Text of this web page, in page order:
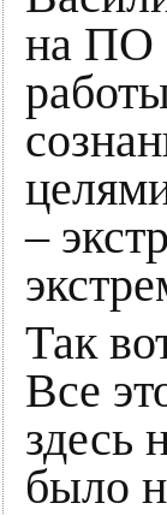
на ПО
–
Так
Все
здесь
было